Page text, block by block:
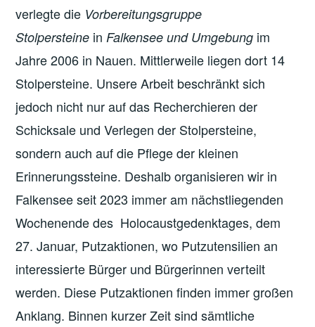
verlegte die Vorbereitungsgruppe
Stolpersteine in Falkensee und Umgebung im
Jahre 2006 in Nauen. Mittlerweile liegen dort 14
Stolpersteine. Unsere Arbeit beschränkt sich
jedoch nicht nur auf das Recherchieren der
Schicksale und Verlegen der Stolpersteine,
sondern auch auf die Pflege der kleinen
Erinnerungssteine. Deshalb organisieren wir in
Falkensee seit 2023 immer am nächstliegenden
Wochenende des Holocaustgedenktages, dem
27. Januar, Putzaktionen, wo Putzutensilien an
interessierte Bürger und Bürgerinnen verteilt
werden. Diese Putzaktionen finden immer großen
Anklang. Binnen kurzer Zeit sind sämtliche